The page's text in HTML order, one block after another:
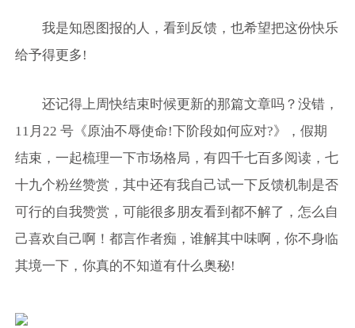
我是知恩图报的人，看到反馈，也希望把这份快乐
给予得更多!
还记得上周快结束时候更新的那篇文章吗？没错，
11月22 号《原油不辱使命!下阶段如何应对?》，假期
结束，一起梳理一下市场格局，有四千七百多阅读，七
十九个粉丝赞赏，其中还有我自己试一下反馈机制是否
可行的自我赞赏，可能很多朋友看到都不解了，怎么自
己喜欢自己啊！都言作者痴，谁解其中味啊，你不身临
其境一下，你真的不知道有什么奥秘!